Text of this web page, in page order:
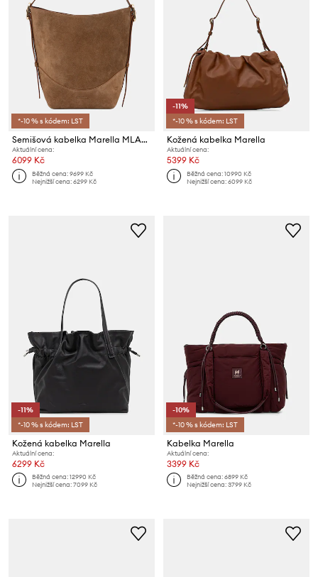
*-10 % s kódem: LST
Semišová kabelka Marella MLAZEBRA
Aktuální cena:
6099 Kč
Běžná cena:9699 Kč
Nejnižší cena:6299 Kč
-11%
*-10 % s kódem: LST
Kožená kabelka Marella
Aktuální cena:
5399 Kč
Běžná cena:10990 Kč
Nejnižší cena:6099 Kč
-11%
*-10 % s kódem: LST
Kožená kabelka Marella
Aktuální cena:
6299 Kč
Běžná cena:12990 Kč
Nejnižší cena:7099 Kč
-10%
*-10 % s kódem: LST
Kabelka Marella
Aktuální cena:
3399 Kč
Běžná cena:6899 Kč
Nejnižší cena:3799 Kč